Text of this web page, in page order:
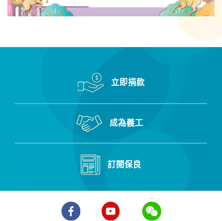
立即捐款
成為義工
訂閱保良